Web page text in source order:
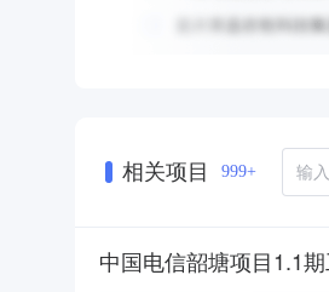
相关项目 999+
中国电信韶塘项目1.1